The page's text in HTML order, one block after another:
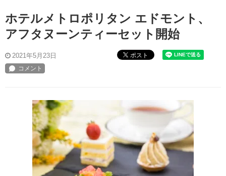
ホテルメトロポリタン エドモント、
アフタヌーンティーセット開始
2021年5月23日 ポスト